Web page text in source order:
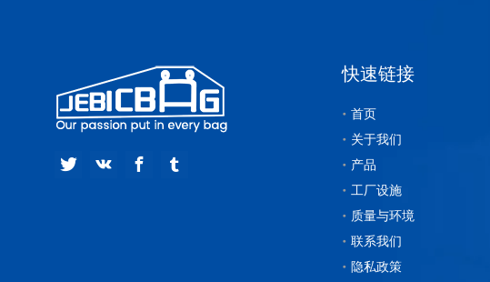
快速链接
首页
关于我们
产品
工厂设施
质量与环境
联系我们
隐私政策